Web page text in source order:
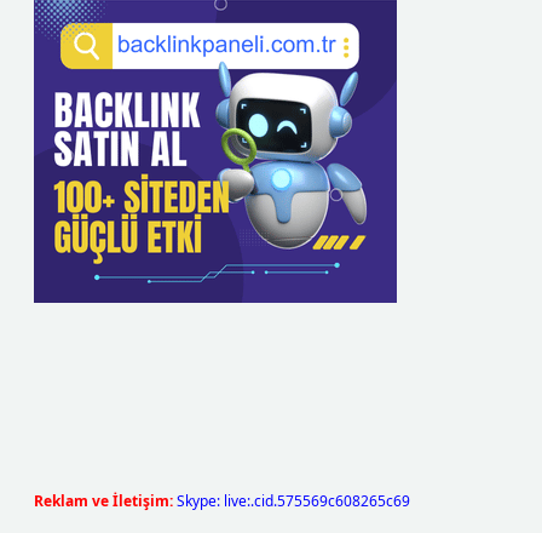
Reklam ve İletişim:Skype: live:.cid.575569c608265c69